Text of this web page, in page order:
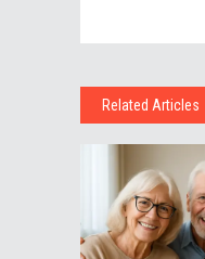
Related Articles